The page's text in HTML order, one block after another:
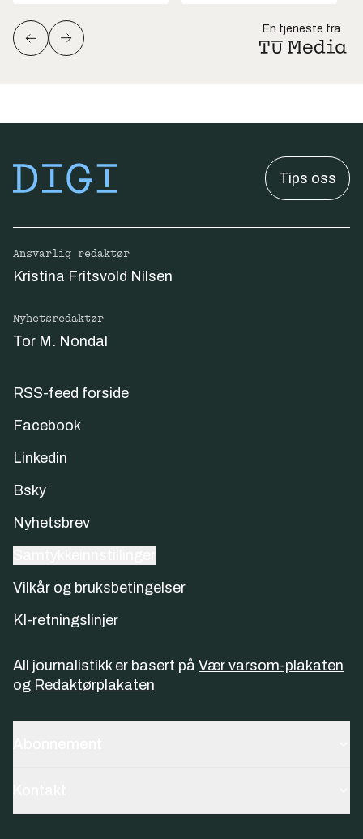
En tjeneste fra
Tips oss
Ansvarlig redaktør
Kristina Fritsvold Nilsen
Nyhetsredaktør
Tor M. Nondal
RSS-feed forside
Facebook
Linkedin
Bsky
Nyhetsbrev
Vilkår og bruksbetingelser
KI-retningslinjer
All journalistikk er basert på Vær varsom-plakaten
og Redaktørplakaten